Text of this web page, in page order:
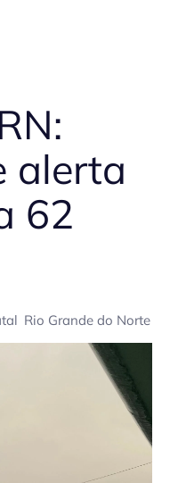
alerta
62
Rio Grande do Norte